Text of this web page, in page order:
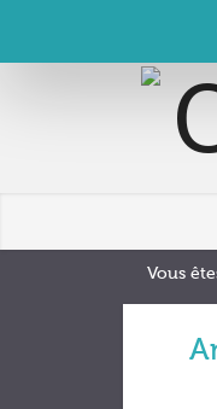
Vous